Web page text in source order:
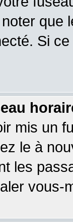
que
Si
mis un
le à
les
vous-